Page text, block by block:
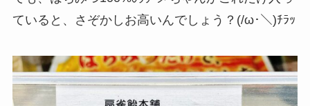
ていると、さぞかしお高いんでしょう？(/ω･＼)ﾁﾗｯ